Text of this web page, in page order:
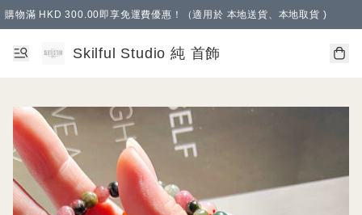
購物滿 HKD 300.00即享免運費優惠！（適用於 本地送貨、本地取貨 )
Skilful Studio 純 首飾